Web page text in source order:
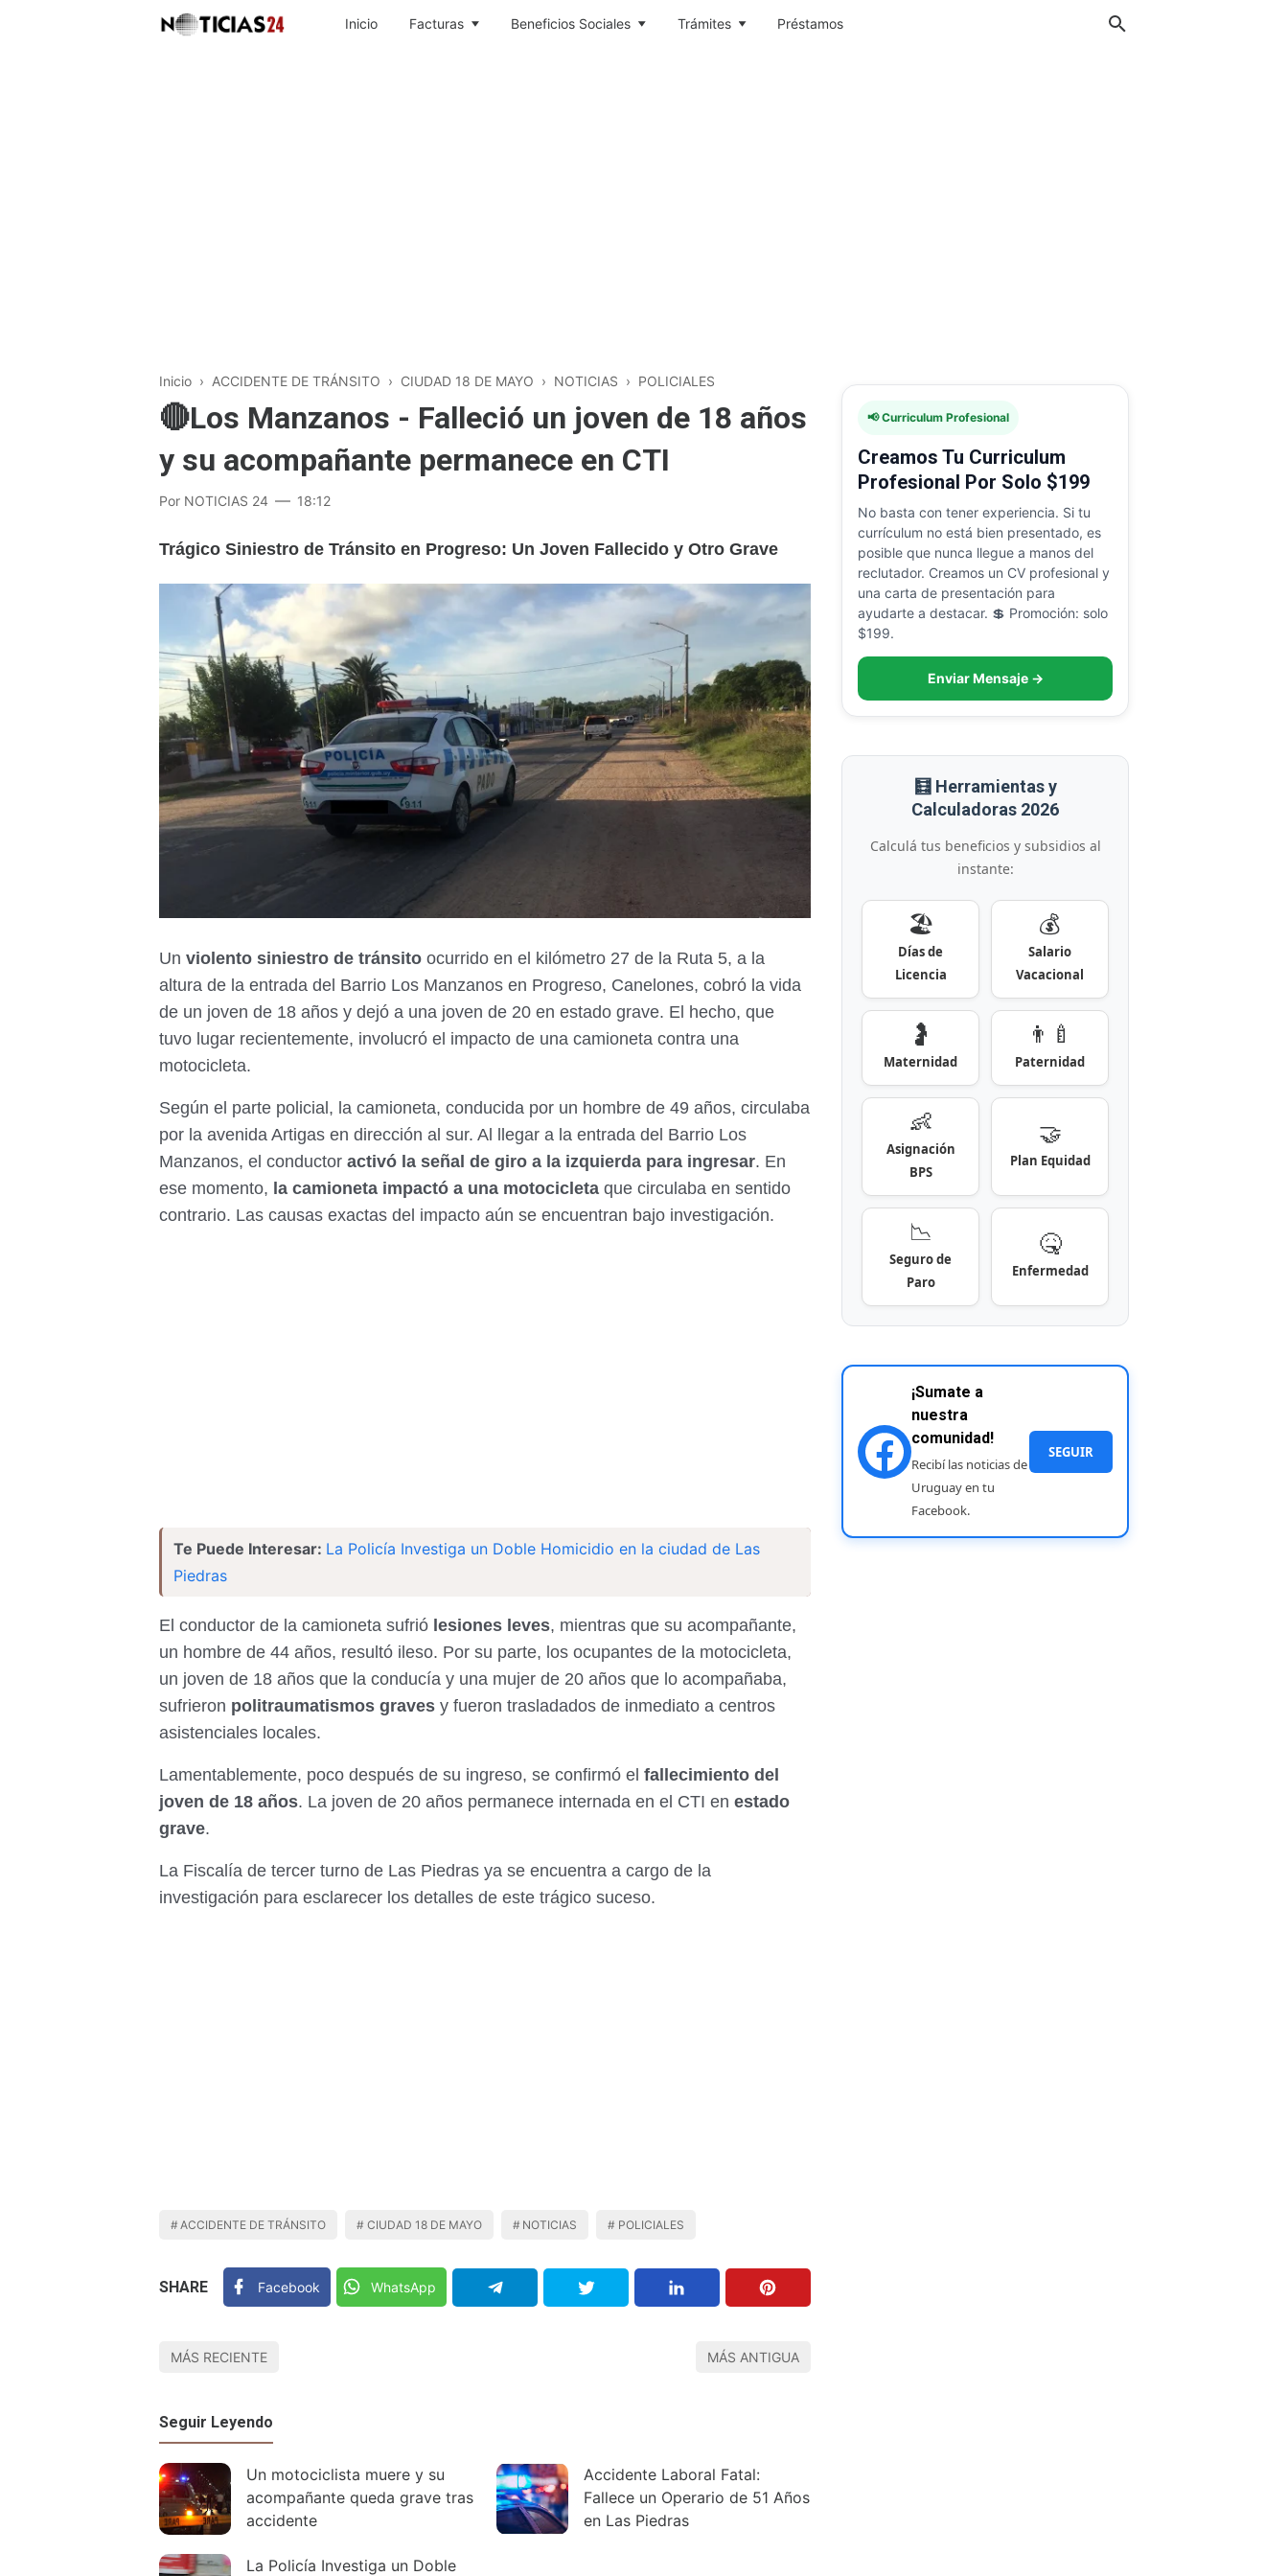
Inicio Facturas Beneficios Sociales Trámites Préstamos
Inicio › ACCIDENTE DE TRÁNSITO › CIUDAD 18 DE MAYO › NOTICIAS › POLICIALES
🔴Los Manzanos - Falleció un joven de 18 años
y su acompañante permanece en CTI
Por NOTICIAS 24 18:12
Trágico Siniestro de Tránsito en Progreso: Un Joven Fallecido y Otro Grave
Un violento siniestro de tránsito ocurrido en el kilómetro 27 de la Ruta 5, a la
altura de la entrada del Barrio Los Manzanos en Progreso, Canelones, cobró la vida
de un joven de 18 años y dejó a una joven de 20 en estado grave. El hecho, que
tuvo lugar recientemente, involucró el impacto de una camioneta contra una
motocicleta.
Según el parte policial, la camioneta, conducida por un hombre de 49 años, circulaba
por la avenida Artigas en dirección al sur. Al llegar a la entrada del Barrio Los
Manzanos, el conductor activó la señal de giro a la izquierda para ingresar. En
ese momento, la camioneta impactó a una motocicleta que circulaba en sentido
contrario. Las causas exactas del impacto aún se encuentran bajo investigación.
Te Puede Interesar: La Policía Investiga un Doble Homicidio en la ciudad de Las
Piedras
El conductor de la camioneta sufrió lesiones leves, mientras que su acompañante,
un hombre de 44 años, resultó ileso. Por su parte, los ocupantes de la motocicleta,
un joven de 18 años que la conducía y una mujer de 20 años que lo acompañaba,
sufrieron politraumatismos graves y fueron trasladados de inmediato a centros
asistenciales locales.
Lamentablemente, poco después de su ingreso, se confirmó el fallecimiento del
joven de 18 años. La joven de 20 años permanece internada en el CTI en estado
grave.
La Fiscalía de tercer turno de Las Piedras ya se encuentra a cargo de la
investigación para esclarecer los detalles de este trágico suceso.
ACCIDENTE DE TRÁNSITO CIUDAD 18 DE MAYO NOTICIAS POLICIALES
SHARE Facebook WhatsApp
MÁS RECIENTE MÁS ANTIGUA
Seguir Leyendo
Un motociclista muere y su
acompañante queda grave tras
accidente
Accidente Laboral Fatal:
Fallece un Operario de 51 Años
en Las Piedras
La Policía Investiga un Doble
📢 Curriculum Profesional
Creamos Tu Curriculum
Profesional Por Solo $199
No basta con tener experiencia. Si tu
currículum no está bien presentado, es
posible que nunca llegue a manos del
reclutador. Creamos un CV profesional y
una carta de presentación para
ayudarte a destacar. 💲 Promoción: solo
$199.
Enviar Mensaje →
🧮 Herramientas y
Calculadoras 2026
Calculá tus beneficios y subsidios al
instante:
🏖️
Días de
Licencia
💰
Salario
Vacacional
🤰
Maternidad
👨‍🍼
Paternidad
👶
Asignación
BPS
🤝
Plan Equidad
📉
Seguro de
Paro
🤒
Enfermedad
¡Sumate a
nuestra
comunidad!
Recibí las noticias de
Uruguay en tu
Facebook.
SEGUIR